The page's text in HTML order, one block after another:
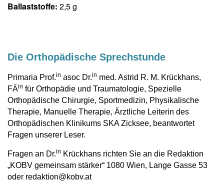
Ballaststoffe: 2,5 g
Die Orthopädische Sprechstunde
Primaria Prof.in asoc Dr.in med. Astrid R. M. Krückhans,
FÄin für Orthopädie und Traumatologie, Spezielle
Orthopädische Chirurgie, Sportmedizin, Physikalische
Therapie, Manuelle Therapie, Ärztliche Leiterin des
Orthopädischen Klinikums SKA Zicksee, beantwortet
Fragen unserer Leser.
Fragen an Dr.in Krückhans richten Sie an die Redaktion
„KOBV gemeinsam stärker“ 1080 Wien, Lange Gasse 53
oder redaktion@kobv.at